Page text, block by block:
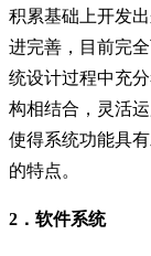
积累基础上开发
进完善，目前完
统设计过程中充
构相结合，灵活
使得系统功能具
的特点。
2．软件系统